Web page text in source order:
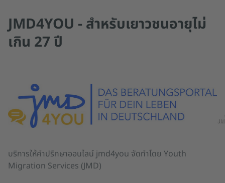
JMD4YOU - สำหรับเยาวชนอายุไม่
เกิน 27 ปี
บริการให้คำปรึกษาออนไลน์ jmd4you จัดทำโดย Youth
Migration Services (JMD)